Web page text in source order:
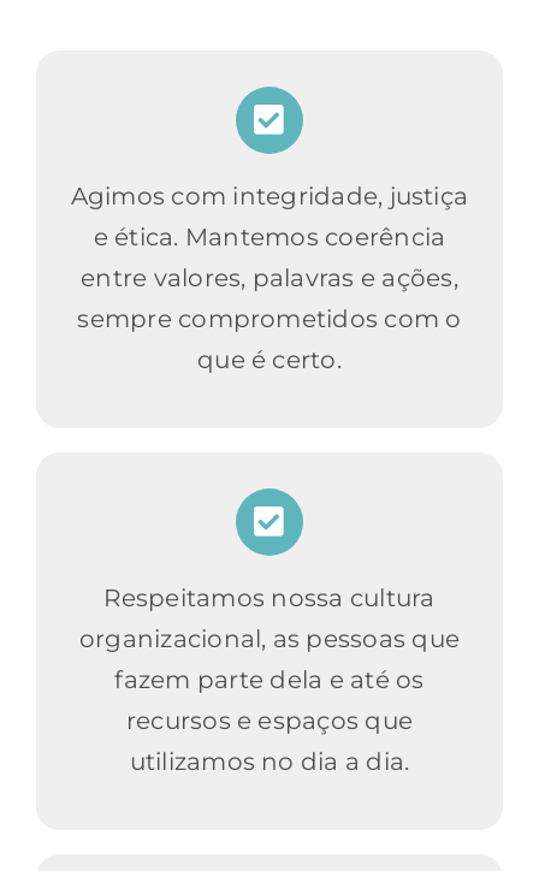
Agimos com integridade, justiça
e ética. Mantemos coerência
entre valores, palavras e ações,
sempre comprometidos com o
que é certo.
Respeitamos nossa cultura
organizacional, as pessoas que
fazem parte dela e até os
recursos e espaços que
utilizamos no dia a dia.